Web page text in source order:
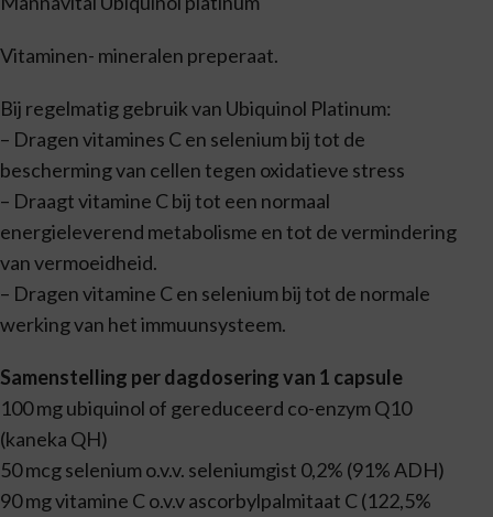
Vitaminen- mineralen preperaat.
Bij regelmatig gebruik van Ubiquinol Platinum:
– Dragen vitamines C en selenium bij tot de
bescherming van cellen tegen oxidatieve stress
– Draagt vitamine C bij tot een normaal
energieleverend metabolisme en tot de vermindering
van vermoeidheid.
– Dragen vitamine C en selenium bij tot de normale
werking van het immuunsysteem.
Samenstelling per dagdosering van 1 capsule
100 mg ubiquinol of gereduceerd co-enzym Q10
(kaneka QH)
50 mcg selenium o.v.v. seleniumgist 0,2% (91% ADH)
90 mg vitamine C o.v.v ascorbylpalmitaat C (122,5%